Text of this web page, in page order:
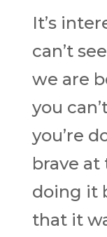
It’s
can’t
we are
you
you’re
brave at
doing it
that it